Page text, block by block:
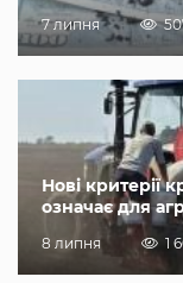
7 липня
Нові критерії
означає для
8 липня 1